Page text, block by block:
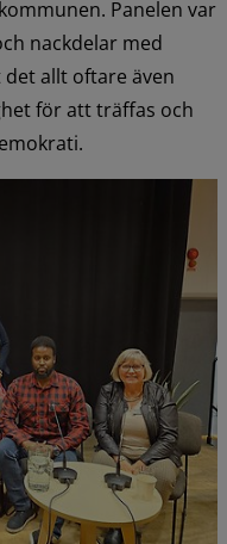
Panelen var
nackdelar med
allt oftare även
för att träffas och